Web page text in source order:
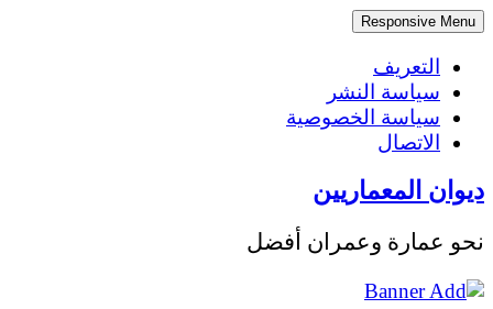
Responsive Menu
التعريف
سياسة النشر
سياسة الخصوصية
الاتصال
ديوان المعماريين
نحو عمارة وعمران أفضل